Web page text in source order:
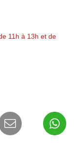
11h à 13h et de